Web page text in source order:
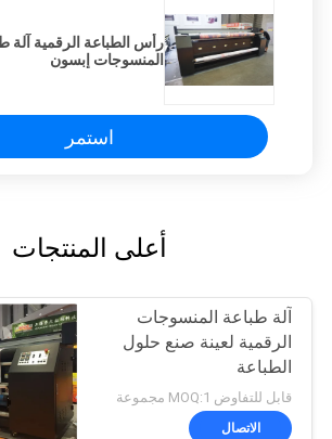
رأس الطباعة الرقمية آلة
المنسوجات إبسون
استمر
أعلى المنتجات
آلة طباعة المنسوجات
الرقمية لعينة صنع حلول
الطباعة
قابل للتفاوض MOQ:1 مجموعة
الاتصال